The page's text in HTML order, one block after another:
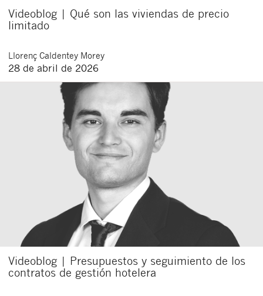
Videoblog | Qué son las viviendas de precio
limitado
Llorenç Caldentey Morey
28 de abril de 2026
Videoblog | Presupuestos y seguimiento de los
contratos de gestión hotelera